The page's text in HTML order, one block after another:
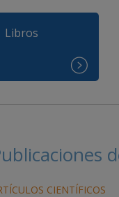
Libros
CIENTÍFICOS